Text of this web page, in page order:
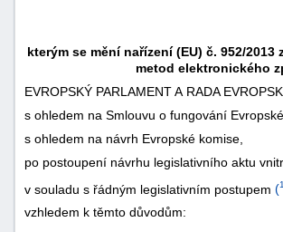
kterým se mění nařízení (EU) č. 952/
metod elektronického
EVROPSKÝ PARLAMENT A RADA
s ohledem na Smlouvu o fungování
s ohledem na návrh Evropské komise,
po postoupení návrhu legislativního aktu
v souladu s řádným legislativním postupem (1
vzhledem k těmto důvodům: